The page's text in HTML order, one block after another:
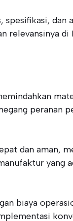
relevansinya di
peranan
dan aman,
yang
biaya